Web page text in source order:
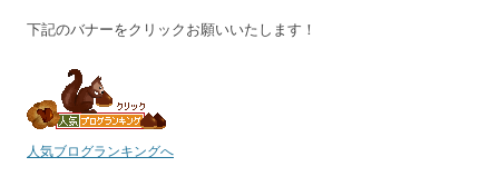
下記のバナーをクリックお願いいたします！
人気ブログランキングへ